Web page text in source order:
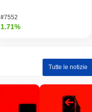
#7552
1.71%
Tutte le notizie